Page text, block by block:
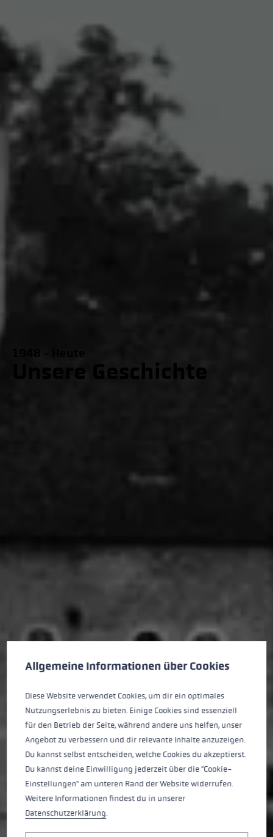
Unsere Geschichte
Cookie-Voreinstellungen
Allgemeine Informationen über Cookies
Diese Website verwendet Cookies, um dir ein optimales
Nutzungserlebnis zu bieten. Einige Cookies sind essenziell
für den Betrieb der Seite, während andere uns helfen, unser
Angebot zu verbessern und dir relevante Inhalte anzuzeigen.
Du kannst selbst entscheiden, welche Cookies du akzeptierst.
Du kannst deine Einwilligung jederzeit über die "Cookie-
Einstellungen" am unteren Rand der Website widerrufen.
Weitere Informationen findest du in unserer
Datenschutzerklärung.